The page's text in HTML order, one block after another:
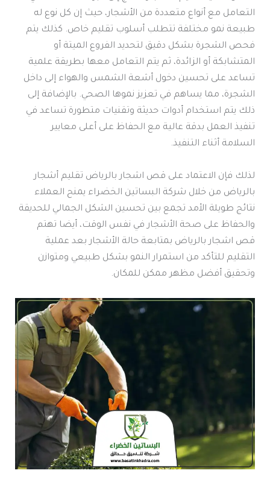
التعامل مع أنواع متعددة من الأشجار، حيث إن كل نوع له
طبيعة نمو مختلفة تتطلب أسلوب تقليم خاص. كذلك يتم
فحص الشجرة بشكل دقيق لتحديد الفروع الميتة أو
المتشابكة أو الزائدة، ثم يتم التعامل معها بطريقة علمية
تساعد على تحسين دخول أشعة الشمس والهواء إلى داخل
الشجرة، مما يساهم في تعزيز نموها الصحي. بالإضافة إلى
ذلك يتم استخدام أدوات حديثة وتقنيات متطورة تساعد في
تنفيذ العمل بدقة عالية مع الحفاظ على أعلى معايير
السلامة أثناء التنفيذ.
لذلك فإن الاعتماد على قص اشجار بالرياض تقليم أشجار
بالرياض من خلال شركة البساتين الخضراء يمنح العملاء
نتائج طويلة الأمد تجمع بين تحسين الشكل الجمالي للحديقة
والحفاظ على صحة الأشجار في نفس الوقت، أيضا تهتم
قص اشجار بالرياض بمتابعة حالة الأشجار بعد عملية
التقليم للتأكد من استمرار النمو بشكل طبيعي ومتوازن
وتحقيق أفضل مظهر ممكن للمكان.